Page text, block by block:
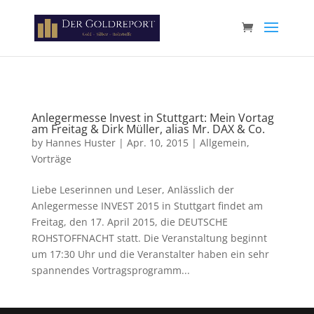
Anlegermesse Invest in Stuttgart: Mein Vortag
am Freitag & Dirk Müller, alias Mr. DAX & Co.
by Hannes Huster| Apr. 10, 2015| Allgemein,
Vorträge
Liebe Leserinnen und Leser, Anlässlich der
Anlegermesse INVEST 2015 in Stuttgart findet am
Freitag, den 17. April 2015, die DEUTSCHE
ROHSTOFFNACHT statt. Die Veranstaltung beginnt
um 17:30 Uhr und die Veranstalter haben ein sehr
spannendes Vortragsprogramm...